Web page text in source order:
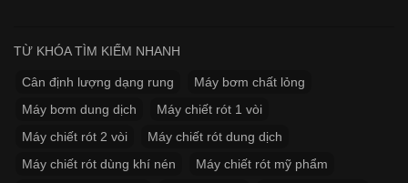
TỪ KHÓA TÌM KIẾM NHANH
Cân định lượng dạng rung
Máy bơm chất lỏng
Máy bơm dung dịch
Máy chiết rót 1 vòi
Máy chiết rót 2 vòi
Máy chiết rót dung dịch
Máy chiết rót dùng khí nén
Máy chiết rót mỹ phẩm